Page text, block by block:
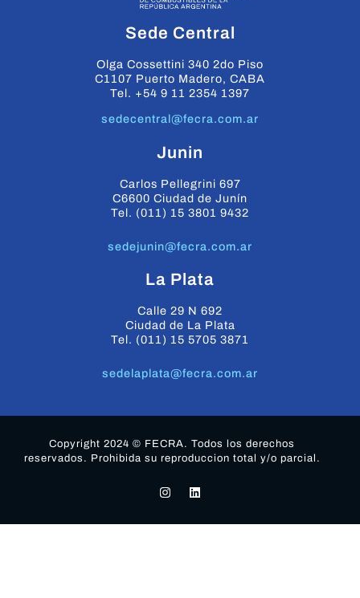
Sede Central
Olga Cossettini 340 2do Piso
C1107 Puerto Madero, CABA
Tel. +54 9 11 2354 1397
sedecentral@fecra.com.ar
Junin
Carlos Pellegrini 697
C6600 Ciudad de Junín
Tel. (011) 15 3801 9432
sedejunin@fecra.com.ar
La Plata
Calle 29 N 692
Ciudad de La Plata
Tel. (011) 15 5705 3871
sedelaplata@fecra.com.ar
Copyright 2024 © FECRA. Todos los derechos
reservados. Prohibida su reproduccion total y/o parcial.